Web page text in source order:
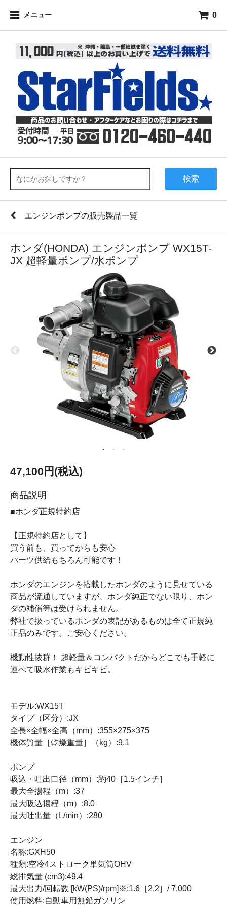
メニュー 0
検索
エンジンポンプの販売製品一覧
ホンダ(HONDA) エンジンポンプ WX15T-
JX 超軽量ポンプ/水ポンプ
47,100円(税込)
商品説明
■ホンダ正規特約店
【正規特約店として】
買う前も、買ってからも安心
パーツ供給もちろん可能です！
ホンダのエンジンを搭載したホンダのように見せている
商品が流通していますが、ホンダ純正でない限り、ホン
ダの補償等は受けられません。
弊社で扱っているホンダの表記があるものは全て正規純
正品のみです。ご安心ください。
機動性抜群！ 超軽量＆コンパクトだからどこでも手軽に
運べて吸水作業もキビキビ。
モデル:WX15T
タイプ（区分）:JX
全長×全幅×全高（mm）:355×275×375
機体質量［乾燥重量］（kg）:9.1
ポンプ
吸込・吐出口径（mm）:約40［1.5インチ］
最大全揚程（m）:37
最大吸込揚程（m）:8.0
最大吐出量（L/min）:280
エンジン
名称:GXH50
種類:空冷4ストローク単気筒OHV
総排気量 (cm3):49.4
最大出力/回転数 [kW(PS)/rpm]※:1.6［2.2］/ 7,000
使用燃料:自動車用無鉛ガソリン